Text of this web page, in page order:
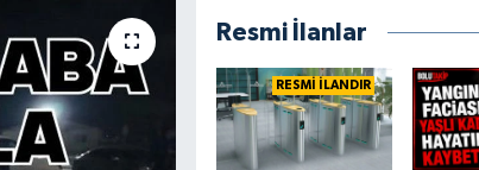
Resmi İlanlar
RESMİ İLANDIR